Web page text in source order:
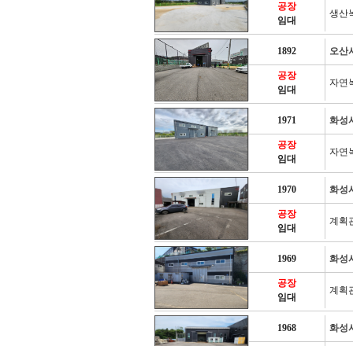
공장
임대
생산
1892 오산
공장
임대
자연
1971 화성
공장
임대
자연
1970 화성
공장
임대
계획
1969 화성
공장
임대
계획
1968 화성